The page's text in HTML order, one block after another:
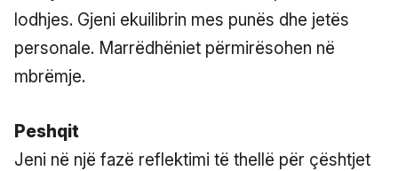
lodhjes. Gjeni ekuilibrin mes punës dhe jetës
personale. Marrëdhëniet përmirësohen në
mbrëmje.
Peshqit
Jeni në një fazë reflektimi të thellë për çështjet